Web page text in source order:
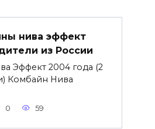
нива эффект
из России
Эффект 2004 года (2
Комбайн Нива
0 59